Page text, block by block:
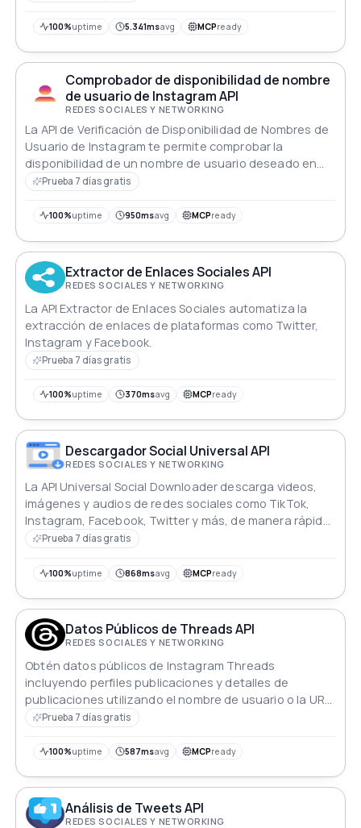
actualizados para paneles de redes sociales y más.
necesidades de datos de Instagram con nuestra API!
100%uptime 5.341msavg MCPready
Comprobador de disponibilidad de nombre
de usuario de Instagram API
REDES SOCIALES Y NETWORKING
La API de Verificación de Disponibilidad de Nombres de
Usuario de Instagram te permite comprobar la
disponibilidad de un nombre de usuario deseado en
Instagram. Verifica rápidamente si tu nombre de
Prueba 7 días gratis
100%uptime 950msavg MCPready
Extractor de Enlaces Sociales API
REDES SOCIALES Y NETWORKING
La API Extractor de Enlaces Sociales automatiza la
extracción de enlaces de plataformas como Twitter,
Instagram y Facebook.
Prueba 7 días gratis
100%uptime 370msavg MCPready
Descargador Social Universal API
REDES SOCIALES Y NETWORKING
La API Universal Social Downloader descarga videos,
imágenes y audios de redes sociales como TikTok,
Instagram, Facebook, Twitter y más, de manera rápida
y sin marcas de agua.
Prueba 7 días gratis
100%uptime 868msavg MCPready
Datos Públicos de Threads API
REDES SOCIALES Y NETWORKING
Obtén datos públicos de Instagram Threads
incluyendo perfiles publicaciones y detalles de
publicaciones utilizando el nombre de usuario o la URL
de la publicación
Prueba 7 días gratis
100%uptime 587msavg MCPready
Análisis de Tweets API
REDES SOCIALES Y NETWORKING